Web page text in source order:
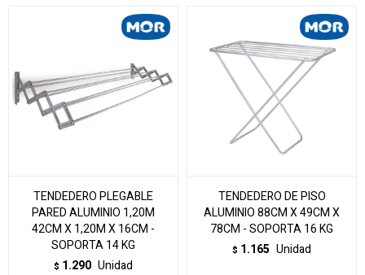
TENDEDERO PLEGABLE
PARED ALUMINIO 1,20M
42CM X 1,20M X 16CM -
SOPORTA 14 KG
$ 1.290 Unidad
TENDEDERO DE PISO
ALUMINIO 88CM X 49CM X
78CM - SOPORTA 16 KG
$ 1.165 Unidad